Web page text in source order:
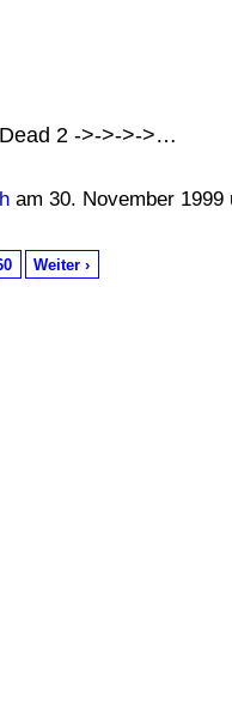
2 ->->->->…
am 30. November
Weiter ›